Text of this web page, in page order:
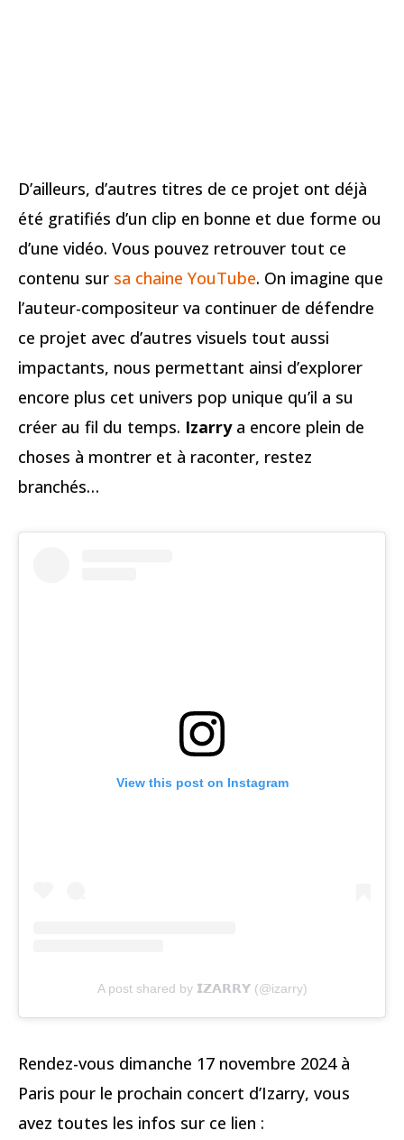
D’ailleurs, d’autres titres de ce projet ont déjà
été gratifiés d’un clip en bonne et due forme ou
d’une vidéo. Vous pouvez retrouver tout ce
contenu sur sa chaine YouTube. On imagine que
l’auteur-compositeur va continuer de défendre
ce projet avec d’autres visuels tout aussi
impactants, nous permettant ainsi d’explorer
encore plus cet univers pop unique qu’il a su
créer au fil du temps. Izarrya encore plein de
choses à montrer et à raconter, restez
branchés…
View this post on Instagram
A post shared by 𝗜𝗭𝗔𝗥𝗥𝗬 (@izarry)
Rendez-vous dimanche 17 novembre 2024 à
Paris pour le prochain concert d’Izarry, vous
avez toutes les infos sur ce lien :